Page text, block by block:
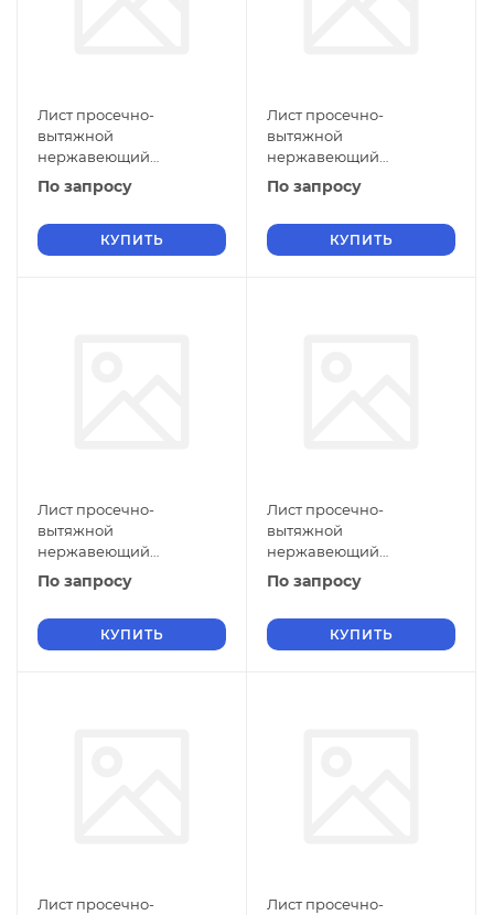
Лист просечно-
вытяжной
нержавеющий
5х800х2500 мм ПВЛ 308
12Х17 ГОСТ 8706-78
По запросу
КУПИТЬ
Лист просечно-
вытяжной
нержавеющий
5х710х2000 мм ПВЛ 308
12Х17 ГОСТ 8706-78
По запросу
КУПИТЬ
Лист просечно-
вытяжной
нержавеющий
5х600х1500 мм ПВЛ 308
12Х17 ГОСТ 8706-78
По запросу
КУПИТЬ
Лист просечно-
вытяжной
нержавеющий
5х500х3000 мм ПВЛ 308
12Х17 ГОСТ 8706-78
По запросу
КУПИТЬ
Лист просечно-
Лист просечно-